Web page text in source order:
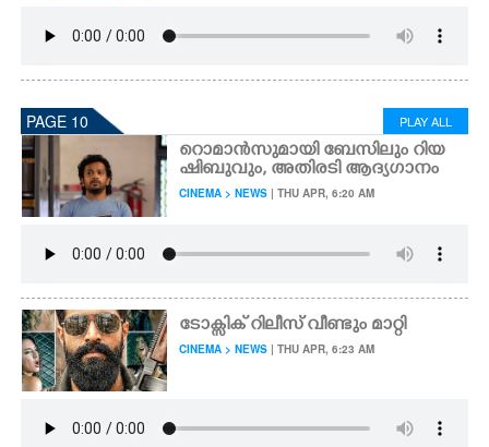
PAGE 10 PLAY ALL
റൊമാൻസുമായി ബേസിലും റിയ
ഷിബുവും, അതിരടി ആദ്യഗാനം
CINEMA > NEWS | THU APR, 6:20 AM
ടോക്സിക് റിലീസ്‌ വീണ്ടും മാറ്റി
CINEMA > NEWS | THU APR, 6:23 AM